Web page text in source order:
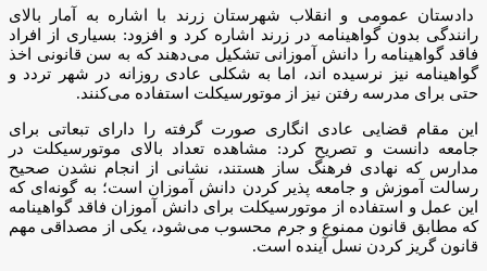
دادستان عمومی و انقلاب شهرستان زرند با اشاره به آمار بالای
رانندگی بدون گواهینامه در زرند اشاره کرد و افزود: بسیاری از افراد
فاقد گواهینامه را دانش آموزانی تشکیل می‌دهند که به سن قانونی اخذ
گواهینامه نیز نرسیده اند، اما به شکلی عادی روزانه در شهر تردد و
حتی برای مدرسه رفتن نیز از موتورسیکلت استفاده می‌کنند.
این مقام قضایی عادی انگاری صورت گرفته را دارای تبعاتی برای
جامعه دانست و تصریح کرد: مشاهده تعداد بالای موتورسیکلت در
مدارس که نهادی فرهنگ ساز هستند، نشانی از انجام نشدن صحیح
رسالت آموزش و جامعه پذیر کردن دانش آموزان است؛ به گونه‌ای که
این عمل و استفاده از موتورسیکلت برای دانش آموزان فاقد گواهینامه
که مطابق قانون ممنوع و جرم محسوب می‌شود، یکی از مصداقی مهم
قانون گریز کردن نسل آینده است.